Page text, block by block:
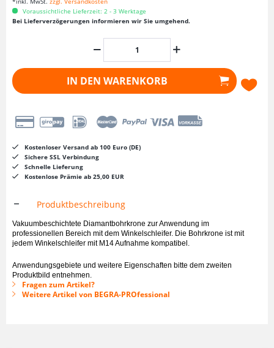
Voraussichtliche Lieferzeit: 2 - 3 Werktage
Bei Lieferverzögerungen informieren wir Sie umgehend.
IN DEN WARENKORB
Kostenloser Versand ab 100 Euro (DE)
Sichere SSL Verbindung
Schnelle Lieferung
Kostenlose Prämie ab 25,00 EUR
Produktbeschreibung
Vakuumbeschichtete Diamantbohrkrone zur Anwendung im
professionellen Bereich mit dem Winkelschleifer. Die Bohrkrone ist mit
jedem Winkelschleifer mit M14 Aufnahme kompatibel.
Anwendungsgebiete und weitere Eigenschaften bitte dem zweiten
Produktbild entnehmen.
Fragen zum Artikel?
Weitere Artikel von BEGRA-PROfessional